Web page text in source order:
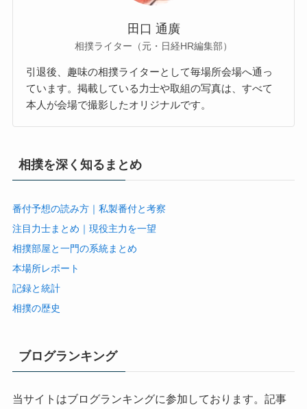
田口 通廣
相撲ライター（元・日経HR編集部）
引退後、趣味の相撲ライターとして毎場所会場へ通っ
ています。掲載している力士や取組の写真は、すべて
本人が会場で撮影したオリジナルです。
相撲を深く知るまとめ
番付予想の読み方｜私製番付と考察
注目力士まとめ｜現役主力を一望
相撲部屋と一門の系統まとめ
本場所レポート
記録と統計
相撲の歴史
ブログランキング
当サイトはブログランキングに参加しております。記事